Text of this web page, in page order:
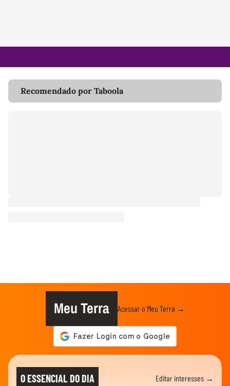
Recomendado por Taboola
Meu Terra Acessar o Meu Terra →
O ESSENCIAL DO DIA Editar interesses →